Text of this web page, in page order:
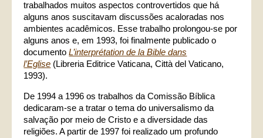
trabalhados muitos aspectos controvertidos que há
alguns anos suscitavam discussões acaloradas nos
ambientes acadêmicos. Esse trabalho prolongou-se por
alguns anos e, em 1993, foi finalmente publicado o
documentoL’interprétation de la Bible dans
l’Eglise (Libreria Editrice Vaticana, Città del Vaticano,
1993).
De 1994 a 1996 os trabalhos da Comissão Bíblica
dedicaram-se a tratar o tema do universalismo da
salvação por meio de Cristo e a diversidade das
religiões. A partir de 1997 foi realizado um profundo